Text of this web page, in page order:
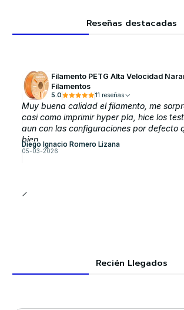
Reseñas destacadas
Filamento PETG Alta Velocidad
Filamentos
5.0 11 reseñas
Muy buena calidad el filamento, me
casi como imprimir hyper pla, hice los
aun con las configuraciones por defecto
bien.
Diego Ignacio Romero Lizana
05-03-2026
Recién Llegados